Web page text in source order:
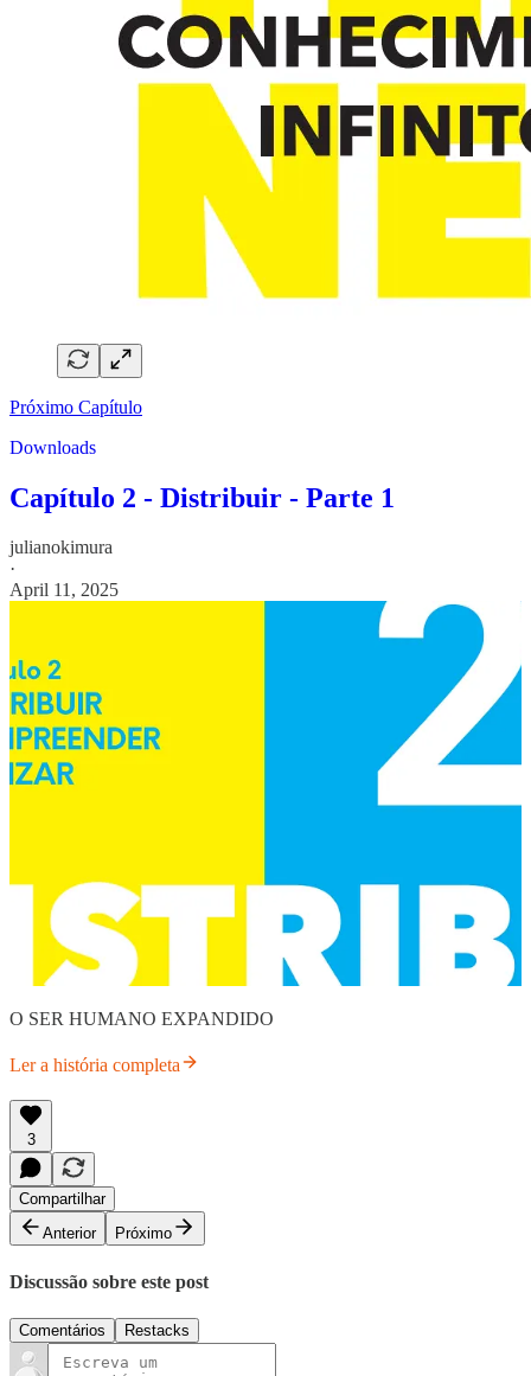
Próximo Capítulo
Downloads
Capítulo 2 - Distribuir - Parte 1
julianokimura
·
April 11, 2025
O SER HUMANO EXPANDIDO
Ler a história completa
3
Compartilhar
Anterior
Próximo
Discussão sobre este post
Comentários Restacks